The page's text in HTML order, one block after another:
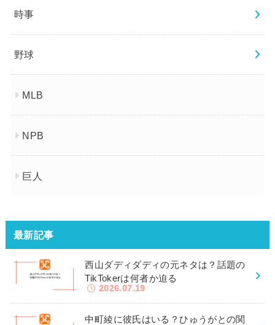
時事
野球
MLB
NPB
巨人
最新記事
西山ダディダディの元ネタは？話題の
TikTokerは何者か迫る
2026.07.19
中町綾に彼氏はいる？ひゅうがとの関